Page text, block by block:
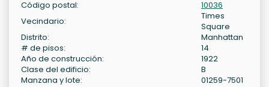
Código postal:
10036
Vecindario:
Times
Square
Distrito:
Manhattan
# de pisos:
14
Año de construcción:
1922
Clase del edificio:
B
Manzana y lote:
01259-7501